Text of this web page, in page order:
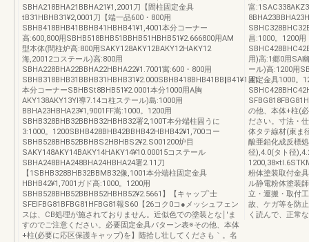
SBHA218BHA21BBHA21¥1,2001刀【間柱固定金具
tB31HBHB31¥2,0001刀【端一品600・800用
SBHB418BHB41BBHB41HBHB41¥1,4001本分コーナー
高:600,800用SBHB518BHB51BBHB51HBHB51¥2.666800用AM
型本体(間柱炉高:800用SAKY128AKY12BAKY12HAKY12
海,20012コステール)高:800用
SBHA228BHA22BBHA22HBHA22¥1.7001寓:600・800用
SBHB318BHB31BBHB31HBHB31¥2.000SBHB418BHB41BB‖B41¥1.41
本分コーナーSBHBSt8BHB51¥2.0001本分1000用A胸
AKY138AKY13Yl導7.14コ柱ステール)島:1000用
BBHA23HBHA23¥1,9001FF嵩:1000。1200用
SBHB328BHB32BBHB32HBHB32署2,100T本分端柱固うに
3:1000。1200SBHB428BHB42BBHB42HBHB42¥1,700コー
SBHB528BHB52BBHBS2HBHBS2¥2.S001200炉目
SAKY148AKY14BAKY14HAKY14¥10.00015コステール
SBHA248BHA248BHA24HBHA24署2.11刀
【1SBHB328BHB32BBMB32像,1001本分端柱固定金具
HBHB42¥1,7001ガド高:1000。1200用
SBHB528BHB52BBHB52HBHB52¥2.5661】【キャップ`士
SFEIFBG81BFBG81HFBG81報S60【26コク0コ●メッシュフェン
スは、CB処理が施されておりません。近似色での塗装とな￨′ま
すのでご注意ください。必要固定金具パターン表※その他、本体
+柱(必要に応区保護キャップ)を】随拾し壮してくださも｀。名
富
昌:1000。1200用
用)高:1郷0用SA
ール)高:1200用
固定金具1000。
の他、本体+柱(
ださい。寸法・
体タテ線材(束ま
酸亜鉛化成反標
径),4.0(タト径
粉体塗装取付金
ル静電粉体塗装
立・運搬・取付
故、ケガ等を防
く読んで、正常